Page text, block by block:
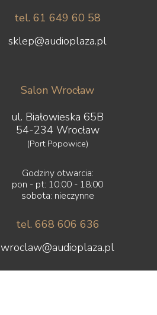
tel. 61 649 60 58
sklep@audioplaza.pl
Salon Wrocław
ul. Białowieska 65B
54-234 Wrocław
(Port Popowice)
Godziny otwarcia:
pon - pt: 10:00 - 18:00
sobota: nieczynne
tel. 668 606 636
wroclaw@audioplaza.pl